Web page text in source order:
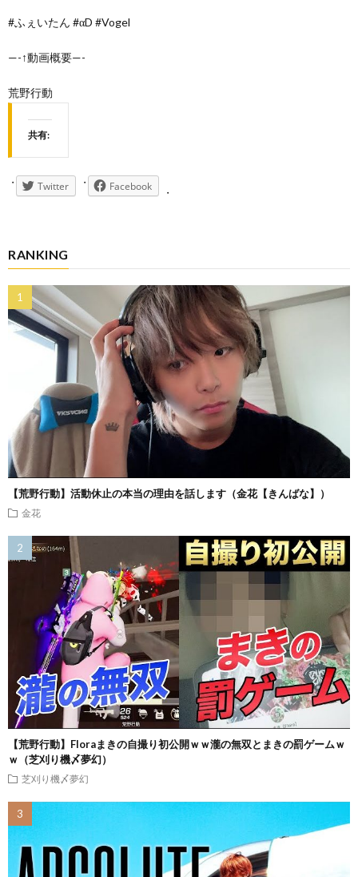
#ふぇいたん #αD #Vogel
—-↑動画概要—-
荒野行動
共有:
Twitter Facebook
RANKING
【荒野行動】活動休止の本当の理由を話します（金花【きんばな】）
金花
【荒野行動】Floraまきの自撮り初公開ｗｗ瀧の無双とまきの罰ゲームｗ
ｗ（芝刈り機〆夢幻）
芝刈り機〆夢幻